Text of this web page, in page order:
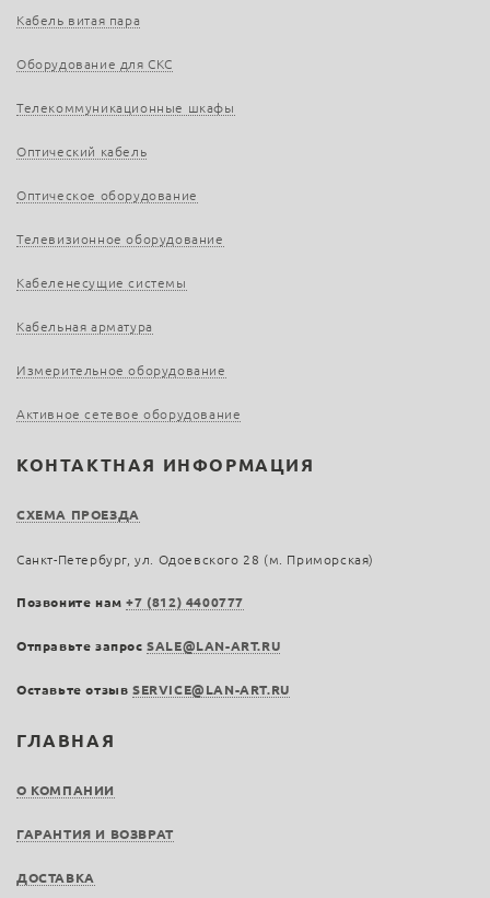
ГЛАВНАЯ
О КОМПАНИИ
ГАРАНТИЯ И ВОЗВРАТ
ДОСТАВКА
Кабель витая пара
Оборудование для СКС
Телекоммуникационные шкафы
Оптический кабель
Оптическое оборудование
Телевизионное оборудование
Кабеленесущие системы
Кабельная арматура
Измерительное оборудование
Активное сетевое оборудование
КОНТАКТНАЯ ИНФОРМАЦИЯ
СХЕМА ПРОЕЗДА
Санкт-Петербург, ул. Одоевского 28 (м. Приморская)
Позвоните нам+7 (812) 4400777
Отправьте запросSALE@LAN-ART.RU
Оставьте отзыв SERVICE@LAN-ART.RU